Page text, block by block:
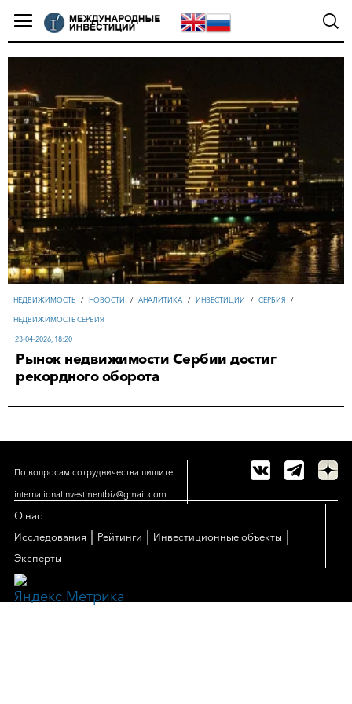
НЕДВИЖИМОСТЬ / НОВОСТИ / АНАЛИТИКА / ИНВЕСТИЦИИ / СЕРБИЯ /
НЕДВИЖИМОСТЬ СЕРБИЯ
23-04-2026, 18:20
Рынок недвижимости Сербии достиг
рекордного оборота
По вопросам сотрудничества пишите:
internationalinvestmentbiz@gmail.com
О нас
Исследования
Рейтинги Инвестиционные объекты
Эксперты